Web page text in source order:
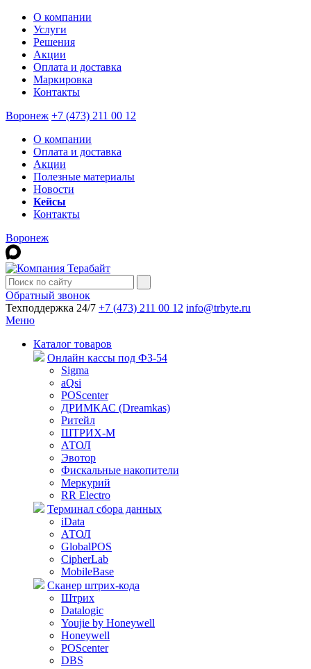
О компании
Услуги
Решения
Акции
Оплата и доставка
Маркировка
Контакты
Воронеж +7 (473) 211 00 12
О компании
Оплата и доставка
Акции
Полезные материалы
Новости
Кейсы
Контакты
Воронеж
Обратный звонок
Техподдержка 24/7 +7 (473) 211 00 12 info@trbyte.ru
Меню
Каталог товаров
Онлайн кассы под ФЗ-54
Sigma
aQsi
POScenter
ДРИМКАС (Dreamkas)
Ритейл
ШТРИХ-М
АТОЛ
Эвотор
Фискальные накопители
Меркурий
RR Electro
Терминал сбора данных
iData
АТОЛ
GlobalPOS
CipherLab
MobileBase
Сканер штрих-кода
Штрих
Datalogic
Youjie by Honeywell
Honeywell
POScenter
DBS